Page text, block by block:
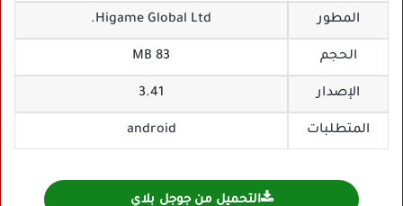
المطور Higame Global Ltd.‏
الحجم 83 MB
الإصدار 3.41
المتطلبات android
التحميل من جوجل بلاي